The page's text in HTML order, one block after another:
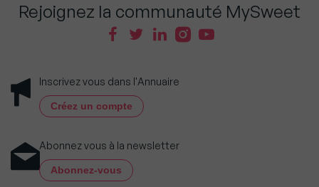
Rejoignez la communauté MySweet
Inscrivez vous dans l'Annuaire
Créez un compte
Abonnez vous à la newsletter
Abonnez-vous